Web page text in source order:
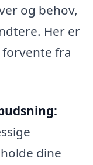
og behov,
Her er
forvente fra
dine